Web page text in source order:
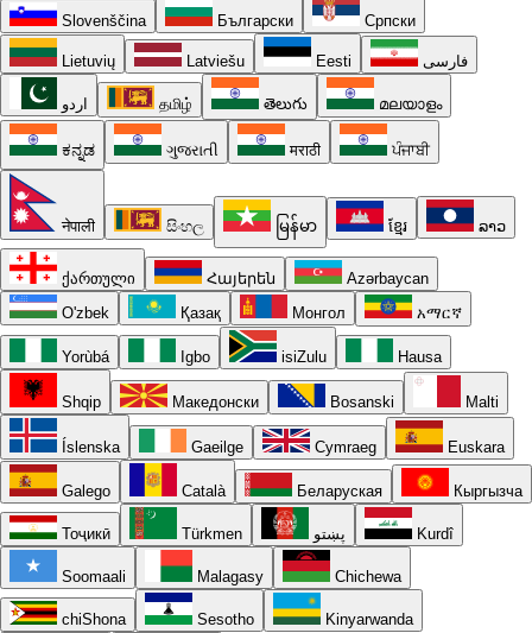
Slovenščina Български Српски
Lietuvių Latviešu Eesti فارسی
اردو தமிழ் తెలుగు മലയാളം
ಕನ್ನಡ ગુજરાતી मराठी ਪੰਜਾਬੀ
नेपाली සිංහල မြန်မာ ខ្មែរ ລາວ
ქართული Հայերեն
Azərbaycan
O'zbek
Қазақ Монгол አማርኛ
Yorùbá Igbo isiZulu Hausa
Shqip Македонски Bosanski Malti
Íslenska Gaeilge Cymraeg Euskara
Galego Català Беларуская Кыргызча
Тоҷикӣ Türkmen پښتو Kurdî
Soomaali Malagasy Chichewa
chiShona Sesotho Kinyarwanda